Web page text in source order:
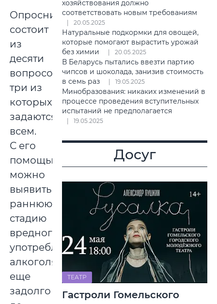
Опросник
состоит
из
десяти
вопросов,
три из
которых
задаются
всем.
С его
помощью
можно
выявить
раннюю
стадию
вредного
употребления
алкоголя
еще
задолго
хозяйствования должно
соответствовать новым требованиям
20.05.2025
Натуральные подкормки для овощей,
которые помогают вырастить урожай
без химии
20.05.2025
В Беларусь пытались ввезти партию
чипсов и шоколада, занизив стоимость
в семь раз
19.05.2025
Минобразования: никаких изменений в
процессе проведения вступительных
испытаний не предполагается
19.05.2025
Досуг
ТЕАТР
Гастроли Гомельского